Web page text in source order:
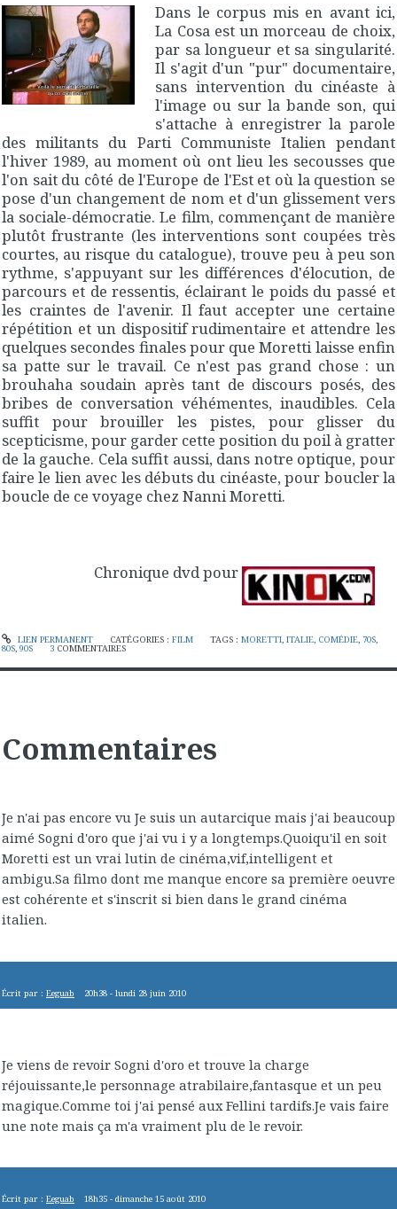
Dans le corpus mis en avant ici,
La Cosaest un morceau de choix,
par sa longueur et sa singularité.
Il s'agit d'un "pur" documentaire,
sans intervention du cinéaste à
l'image ou sur la bande son, qui
s'attache à enregistrer la parole
des militants du Parti Communiste Italien pendant
l'hiver 1989, au moment où ont lieu les secousses que
l'on sait du côté de l'Europe de l'Est et où la question se
pose d'un changement de nom et d'un glissement vers
la sociale-démocratie. Le film, commençant de manière
plutôt frustrante (les interventions sont coupées très
courtes, au risque du catalogue), trouve peu à peu son
rythme, s'appuyant sur les différences d'élocution, de
parcours et de ressentis, éclairant le poids du passé et
les craintes de l'avenir. Il faut accepter une certaine
répétition et un dispositif rudimentaire et attendre les
quelques secondes finales pour que Moretti laisse enfin
sa patte sur le travail. Ce n'est pas grand chose : un
brouhaha soudain après tant de discours posés, des
bribes de conversation véhémentes, inaudibles. Cela
suffit pour brouiller les pistes, pour glisser du
scepticisme, pour garder cette position du poil à gratter
de la gauche. Cela suffit aussi, dans notre optique, pour
faire le lien avec les débuts du cinéaste, pour boucler la
boucle de ce voyage chez Nanni Moretti.
Chronique dvd pour
LIEN PERMANENT CATÉGORIES : FILM TAGS :MORETTI,ITALIE, COMÉDIE, 70S,
80S, 90S 3 COMMENTAIRES
Commentaires
Je n'ai pas encore vu Je suis un autarcique mais j'ai beaucoup
aimé Sogni d'oro que j'ai vu i y a longtemps.Quoiqu'il en soit
Moretti est un vrai lutin de cinéma,vif,intelligent et
ambigu.Sa filmo dont me manque encore sa première oeuvre
est cohérente et s'inscrit si bien dans le grand cinéma
italien.
Écrit par : Eeguab 20h38 -lundi 28 juin 2010
Je viens de revoir Sogni d'oro et trouve la charge
réjouissante,le personnage atrabilaire,fantasque et un peu
magique.Comme toi j'ai pensé aux Fellini tardifs.Je vais faire
une note mais ça m'a vraiment plu de le revoir.
Écrit par : Eeguab 18h35 -dimanche 15 août 2010